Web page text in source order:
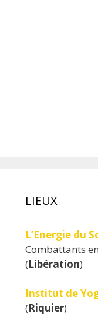
LIEUX
L’Energie du
Combattants
(Libération)
Institut de
(Riquier)